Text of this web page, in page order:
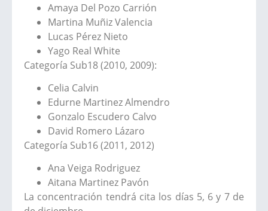
Amaya Del Pozo Carrión
Martina Muñiz Valencia
Lucas Pérez Nieto
Yago Real White
Categoría Sub18 (2010, 2009):
Celia Calvin
Edurne Martinez Almendro
Gonzalo Escudero Calvo
David Romero Lázaro
Categoría Sub16 (2011, 2012)
Ana Veiga Rodriguez
Aitana Martinez Pavón
La concentración tendrá cita los días 5, 6 y 7 de